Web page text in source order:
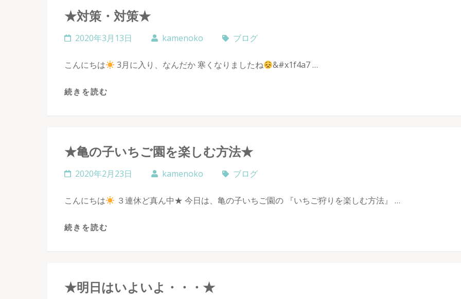
★対策・対策★
2020年3月13日 kamenoko ブログ
こんにちは 3月に入り、なんだか 寒くなりましたね &#x1f4a7 …
続きを読む
★亀の子いちご園を楽しむ方法★
2020年2月23日 kamenoko ブログ
こんにちは ３連休ど真ん中★ 今日は、亀の子いちご園の 『いちご狩りを楽しむ方法』 …
続きを読む
★明日はいよいよ・・・★